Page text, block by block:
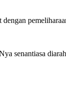
senantiasa